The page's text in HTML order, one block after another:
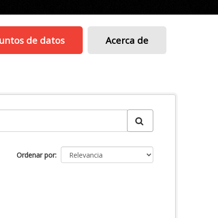
de datos Acerca de
Ordenar por